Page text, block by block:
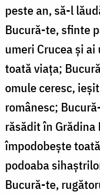
peste an, să-l
Bucură-te, sfinte
umeri Crucea şi
toată viaţa;
omule ceresc,
românesc;
răsădit în
împodobeşte
podoaba
Bucură-te,